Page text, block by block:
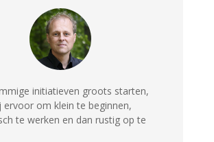
initiatieven groots starten,
ervoor om klein te beginnen,
te werken en dan rustig op te